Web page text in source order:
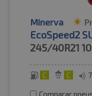
Minerva
EcoSpeed2
245/40R21
C C
Comparar